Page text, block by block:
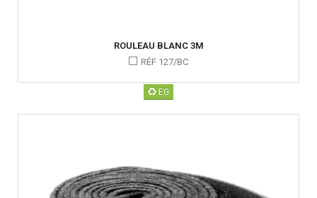
ROULEAU BLANC 3M
RÉF 127/BC
EG